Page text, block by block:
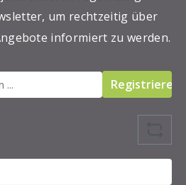
um rechtzeitig über
informiert zu werden.
Registrieren